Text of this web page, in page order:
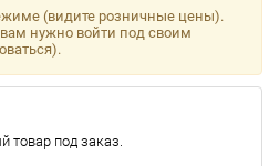
(видите розничные цены).
нужно войти под своим
под заказ.